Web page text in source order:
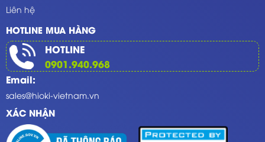
Liên hệ
HOTLINE MUA HÀNG
HOTLINE
0901.940.968
Email:
sales@hioki-vietnam.vn
XÁC NHẬN